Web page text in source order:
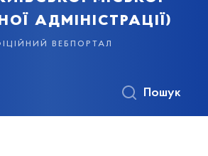
адміністрації)
вебпортал
Пошук